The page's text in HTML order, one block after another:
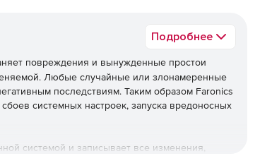
Подробнее
повреждения и вынужденные простои
Любые случайные или злонамеренные
последствиям. Таким образом Faronics
системных настроек, запуска вредоносных
системой и записывает все изменения,